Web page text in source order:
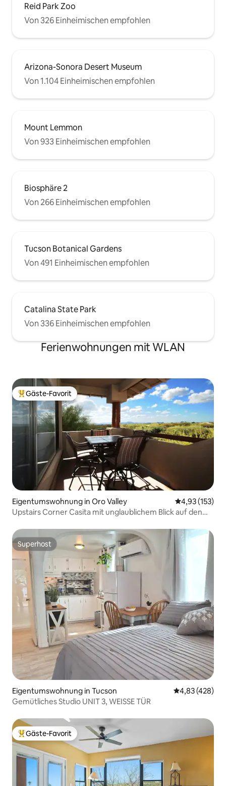
Reid Park Zoo
Von 326 Einheimischen empfohlen
Arizona-Sonora Desert Museum
Von 1.104 Einheimischen empfohlen
Mount Lemmon
Von 933 Einheimischen empfohlen
Biosphäre 2
Von 266 Einheimischen empfohlen
Tucson Botanical Gardens
Von 491 Einheimischen empfohlen
Catalina State Park
Von 336 Einheimischen empfohlen
Ferienwohnungen mit WLAN
Beliebter Gäste-Favorit.
Gäste-Favorit
Eigentumswohnung in Oro Valley
4,93 (153)
Upstairs Corner Casita mit unglaublichem Blick auf den
Superhost
Superhost
Eigentumswohnung in Tucson
4,83 (428)
Gemütliches Studio UNIT 3, WEISSE TÜR
Beliebter Gäste-Favorit.
Gäste-Favorit